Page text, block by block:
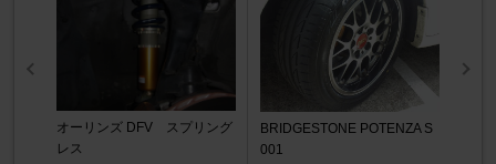
オーリンズ DFV スプリング
レス
BRIDGESTONE POTENZA S
001